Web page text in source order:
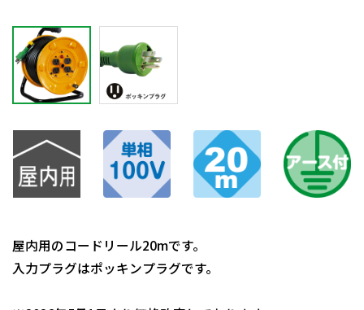
屋内用のコードリール20mです。
入力プラグはポッキンプラグです。